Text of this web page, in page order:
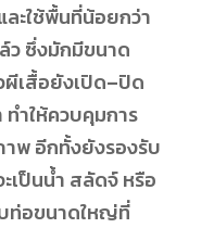
ะใช้พื้นที่น้อยกว่า
ว ซึ่งมักมีขนาด
เสื้อยังเปิด–ปิด
ำให้ควบคุมการ
าพ อีกทั้งยังรองรับ
เป็นน้ำ สลัดจ์ หรือ
ท่อขนาดใหญ่ที่